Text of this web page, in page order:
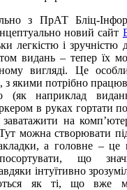
з ПрАТ Бліц-
новий сайт
легкістю і зручністю
видань – тепер їх
вигляді. Це
якими потрібно
(як наприклад
в руках гортати
на
можна створювати
а головне – це
що
інтуїтивно
як ті, що вже